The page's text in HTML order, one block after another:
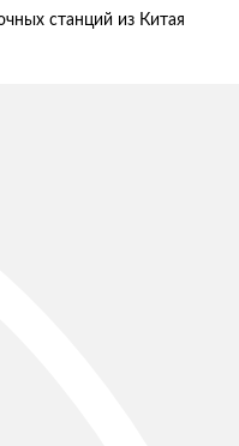
станций из Китая